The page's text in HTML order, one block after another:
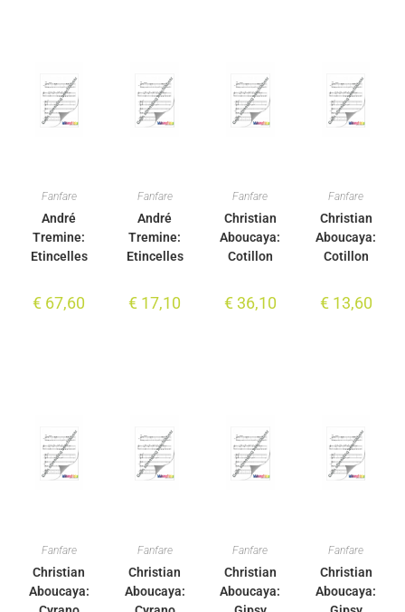
Fanfare
André
Tremine:
Etincelles
€ 67,60
Fanfare
André
Tremine:
Etincelles
€ 17,10
Fanfare
Christian
Aboucaya:
Cotillon
€36,10
Fanfare
Christian
Aboucaya:
Cotillon
€13,60
Fanfare
Christian
Aboucaya:
Fanfare
Christian
Aboucaya:
Fanfare
Christian
Aboucaya:
Fanfare
Christian
Aboucaya: